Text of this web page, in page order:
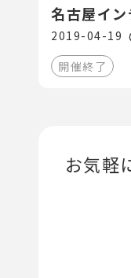
名古屋イ
2019-04-19
開催終了
お気軽